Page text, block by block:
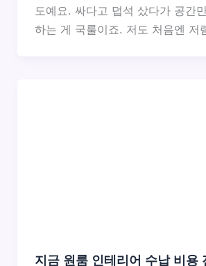
도예요. 싸다고 덥석 샀다가 공간
하는 게 국룰이죠. 저도 처음엔 저
지금 원룸 인테리어 수납 비용